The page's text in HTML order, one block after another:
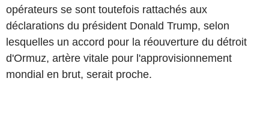
opérateurs se sont toutefois rattachés aux
déclarations du président Donald Trump, selon
lesquelles un accord pour la réouverture du détroit
d'Ormuz, artère vitale pour l'approvisionnement
mondial en brut, serait proche.